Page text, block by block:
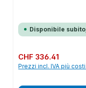
Disponibile
Prezzo normale:
CHF 336.41
Prezzi incl. IVA più